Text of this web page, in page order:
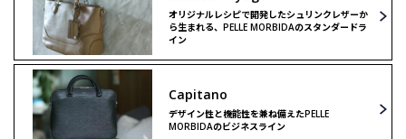
オリジナルレシピで開発したシュリンクレザーか
ら生まれる、PELLE MORBIDAのスタンダードラ
イン
Capitano
デザイン性と機能性を兼ね備えたPELLE
MORBIDAのビジネスライン